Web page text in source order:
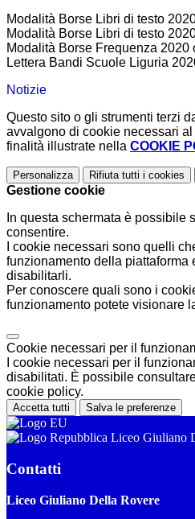
Modalità Borse Libri di testo
Modalità Borse Libri di testo
Modalità Borse Frequenza 2020
Lettera Bandi Scuole Liguria
Notizie
Questo sito o gli strumenti terzi
avvalgono di cookie necessari
finalità illustrate nella COOKIE
Personalizza Rifiuta tutti i cookies
Gestione cookie
In questa schermata è possibile
consentire.
I cookie necessari sono quelli
funzionamento della piattaforma
disabilitarli.
Per conoscere quali sono i
funzionamento potete visionare
Cookie necessari per il
I cookie necessari per il
disabilitati. È possibile
cookie policy.
Accetta tutti Salva le preferenze
Liceo Giuliano
Contatti
Liceo Giuliano Della Rovere